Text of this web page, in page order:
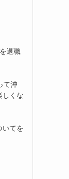
退職
て沖
しくな
いてを